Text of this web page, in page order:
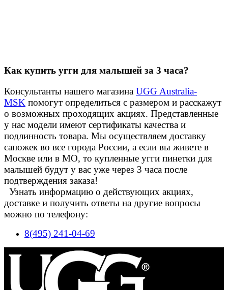
Как купить угги для малышей за 3 часа?
Консультанты нашего магазина UGG Australia-
MSK помогут определиться с размером и расскажут
о возможных проходящих акциях. Представленные
у нас модели имеют сертификаты качества и
подлинность товара. Мы осуществляем доставку
сапожек во все города России, а если вы живете в
Москве или в МО, то купленные угги пинетки для
малышей будут у вас уже через 3 часа после
подтверждения заказа!
Узнать информацию о действующих акциях,
доставке и получить ответы на другие вопросы
можно по телефону:
8(495) 241-04-69